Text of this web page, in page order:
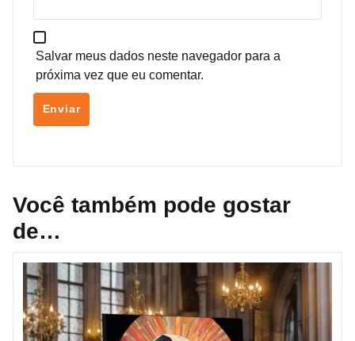
Salvar meus dados neste navegador para a
próxima vez que eu comentar.
Você também pode gostar
de…